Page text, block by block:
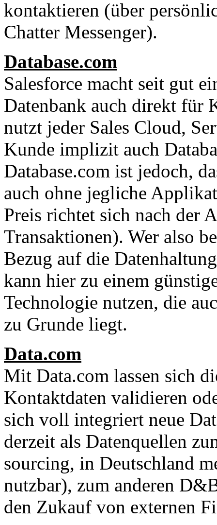
kontaktieren (über
Chatter Messenger).
Database.com
Salesforce macht seit gut
Datenbank auch direkt für
nutzt jeder Sales Cloud,
Kunde implizit auch
Database.com ist jedoch,
auch ohne jegliche
Preis richtet sich nach der
Transaktionen). Wer also
Bezug auf die
kann hier zu einem
Technologie nutzen, die
zu Grunde liegt.
Data.com
Mit Data.com lassen sich
Kontaktdaten validieren
sich voll integriert neue
derzeit als Datenquellen
sourcing, in Deutschland
nutzbar), zum anderen
den Zukauf von externen